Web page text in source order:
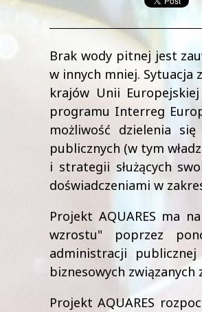
Brak wody pitnej jest
w innych mniej. Sytuacja
krajów Unii
programu Interreg
możliwość dzielenia
publicznych (w tym
i strategii służących
doświadczeniami w
Projekt AQUARES ma
wzrostu" poprzez
administracji
biznesowych związanych
Projekt AQUARES